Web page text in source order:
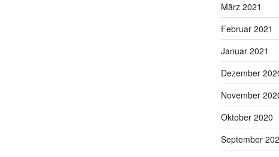
März 2021
Februar 2021
Januar 2021
Dezember
November
Oktober 2020
September